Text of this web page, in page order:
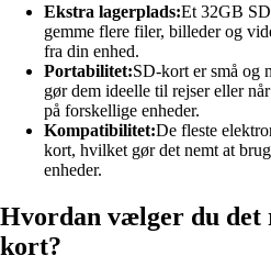
Ekstra lagerplads:Et 32GB
gemme flere filer, billeder og
fra din enhed.
Portabilitet:SD-kort er små og
gør dem ideelle til rejser eller
på forskellige enheder.
Kompatibilitet:De fleste
kort, hvilket gør det nemt at
enheder.
Hvordan vælger du det
kort?